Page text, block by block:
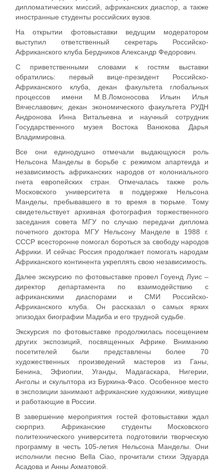
дипломатических миссий, африканских диаспор, а также
иностранные студенты российских вузов.
На открытии фотовыставки ведущим модератором
выступил ответственный секретарь Российско-
Африканского клуба Бердников Александр Федорович.
С приветственными словами к гостям выставки
обратились: первый вице-президент Российско-
Африканского клуба, декан факультета глобальных
процессов имени М.В.Ломоносова Ильин Илья
Вячеславович; декан экономического факультета РУДН
Андронова Инна Витальевна и научный сотрудник
Государственного музея Востока Ванюкова Дарья
Владимировна.
Все они единодушно отмечали выдающуюся роль
Нельсона Манделы в борьбе с режимом апартеида и
независимость африканских народов от колониального
гнета европейских стран. Отмечалась также роль
Московского университета в поддержке Нельсона
Манделы, пребывавшего в то время в тюрьме. Тому
свидетельствует архивная фотография торжественного
заседания совета МГУ по случаю передачи диплома
почетного доктора МГУ Нельсону Манделе в 1988 г.
СССР всесторонне помогал бороться за свободу народов
Африки. И сейчас Россия продолжает помогать народам
Африканского континента укреплять свою независимость.
Далее экскурсию по фотовыставке провел Гоуенд Луис –
директор департамента по взаимодействию с
африканскими диаспорами и СМИ Российско-
Африканского клуба. Он рассказал о самых ярких
эпизодах биографии Мадиба и его трудной судьбе.
Экскурсия по фотовыставке продолжилась посещением
других экспозиций, посвященных Африке. Вниманию
посетителей были представлены более 70
художественных произведений мастеров из Ганы,
Бенина, Эфиопии, Уганды, Мадагаскара, Нигерии,
Анголы и скульптора из Буркина-Фасо. Особенное место
в экспозиции занимают африканские художники, живущие
и работающие в России.
В завершение мероприятия гостей фотовыставки ждал
сюрприз. Африканские студенты Московского
политехнического университета подготовили творческую
программу в честь 105-летия Нельсона Манделы. Они
исполнили песню Bella Ciao, прочитали стихи Эдуарда
Асадова и Анны Ахматовой.